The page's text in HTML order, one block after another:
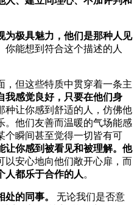
为极具魅力，他们是那种人见
你能想到符合这个描述的人
，但这些特质中贯穿着一条主
我感觉良好，只要在他们身
种让你感到舒适的人，仿佛他
。他们友善而温暖的气场能感
瞬间甚至觉得一切皆有可
让你感到被看见和被理解。他
以安心地向他们敞开心扉，而
人都乐于合作的人 。
的同事。
无论我们是否意